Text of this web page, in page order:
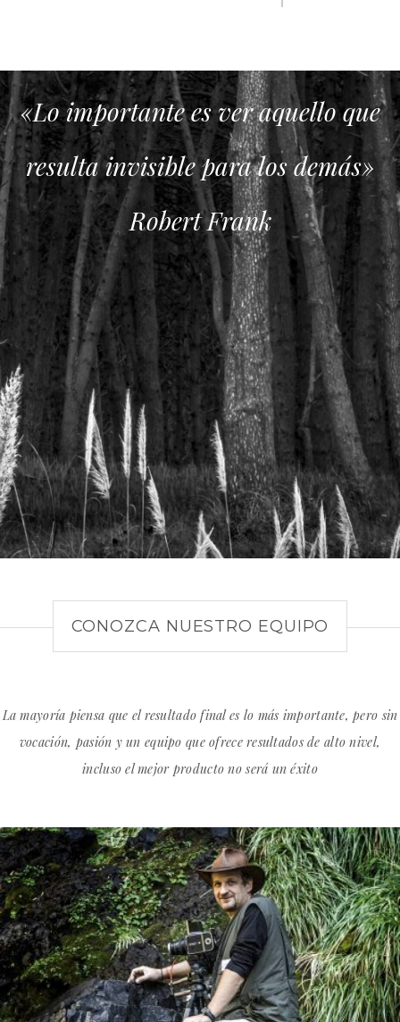
importante es ver aquello que
invisible para los demás»
Robert Frank
CONOZCA NUESTRO EQUIPO
La mayoría piensa que el resultado final es lo más importante, pero sin
vocación, pasión y un equipo que ofrece resultados de alto nivel,
incluso el mejor producto no será un éxito